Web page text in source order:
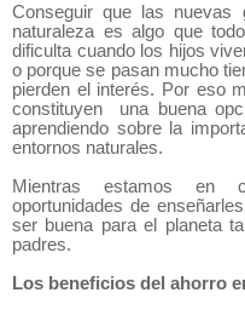
Conseguir que las nuevas
naturaleza es algo que
dificulta cuando los hijos
o porque se pasan mucho
pierden el interés. Por eso
constituyen una buena
aprendiendo sobre la
entornos naturales.
Mientras estamos en
oportunidades de
ser buena para el planeta
padres.
Los beneficios del ahorro